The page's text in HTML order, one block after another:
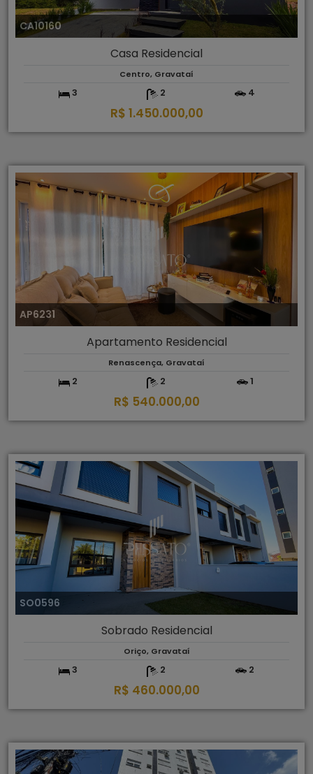
CA10160
Casa Residencial
Centro, Gravataí
3 2 4
R$ 1.450.000,00
AP6231
Apartamento Residencial
Renascença, Gravataí
2 2 1
R$ 540.000,00
SO0596
Sobrado Residencial
Oriço, Gravataí
3 2 2
R$ 460.000,00